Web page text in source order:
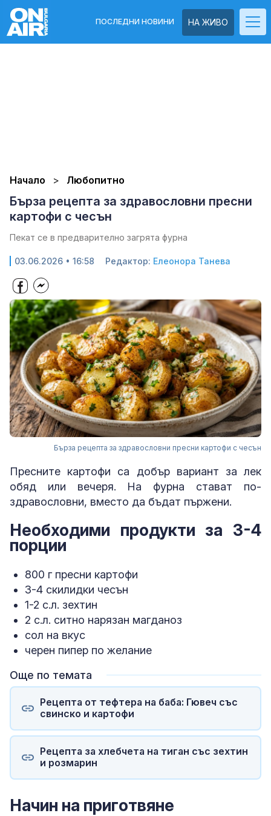
НА ЖИВО
ПОСЛЕДНИ НОВИНИ
Начало Любопитно
Бърза рецепта за здравословни пресни
картофи с чесън
Пекат се в предварително загрята фурна
03.06.2026 • 16:58 Редактор: Елеонора Танева
Бърза рецепта за здравословни пресни картофи с чесън
Пресните картофи са добър вариант за лек
обяд или вечеря. На фурна стават по-
здравословни, вместо да бъдат пържени.
Необходими продукти за 3-4
порции
800 г пресни картофи
3-4 скилидки чесън
1-2 с.л. зехтин
2 с.л. ситно нарязан магданоз
сол на вкус
черен пипер по желание
Още по темата
Рецепта от тефтера на баба: Гювеч със
свинско и картофи
Рецепта за хлебчета на тиган със зехтин
и розмарин
Начин на приготвяне